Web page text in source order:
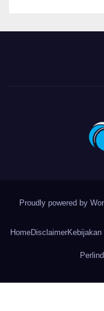
Proudly powered by
HomeDisclaimerKebijakan